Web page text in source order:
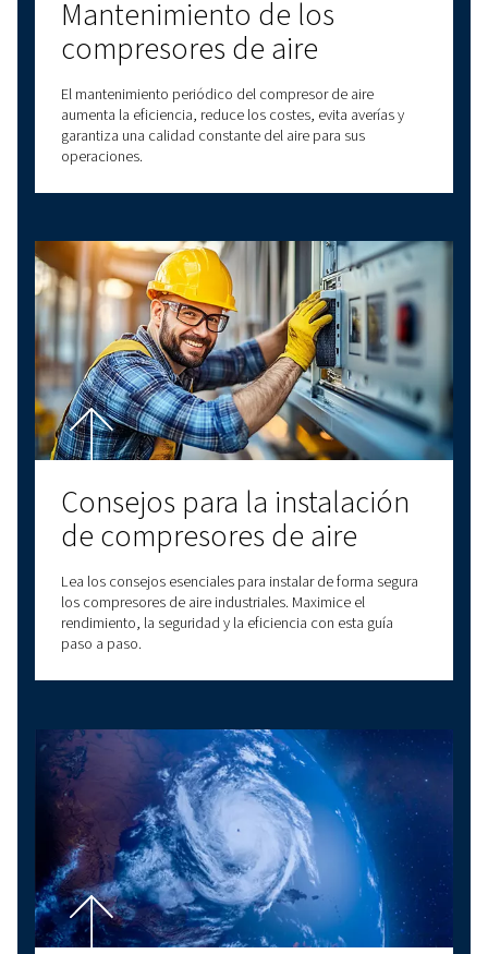
ÚLTIMAS ENTRADAS DEL BLOG
COMPRESORES DE TORNILLO
COMPRESORES DE PISTÓN
CONSEJOS SOBRE AIRE COMPRIMIDO
Optimización del aire
comprimido: Una guía
completa
Aprenda a optimizar su sistema de aire comprimido
mejorar la eficiencia, reducir los costes y mejorar la
productividad. Lea 11 consejos para reducir el
de energía.